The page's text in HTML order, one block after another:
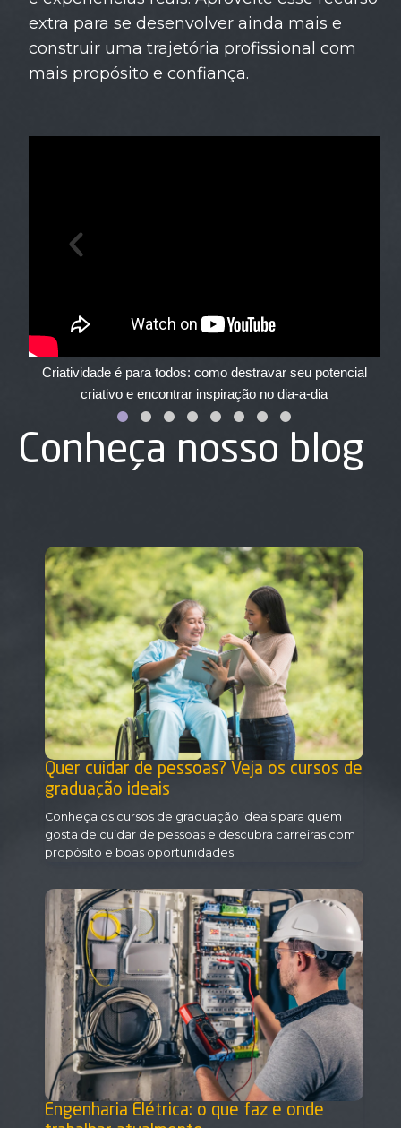
extra para se desenvolver ainda mais e
construir uma trajetória profissional com
mais propósito e confiança.
Criatividade é para todos: como destravar seu potencial
criativo e encontrar inspiração no dia-a-dia
Conheça nosso blog
Quer cuidar de pessoas? Veja os cursos de
graduação ideais
Conheça os cursos de graduação ideais para quem
gosta de cuidar de pessoas e descubra carreiras com
propósito e boas oportunidades.
Engenharia Elétrica: o que faz e onde